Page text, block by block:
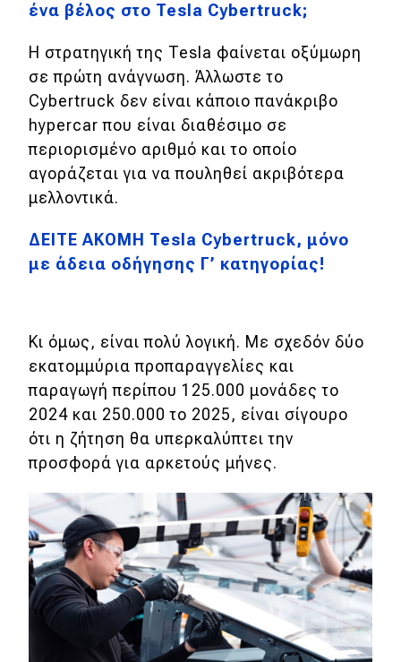
ένα βέλος στο Tesla Cybertruck;
Η στρατηγική της Tesla φαίνεται οξύμωρη
σε πρώτη ανάγνωση. Άλλωστε το
Cybertruck δεν είναι κάποιο πανάκριβο
hypercar που είναι διαθέσιμο σε
περιορισμένο αριθμό και το οποίο
αγοράζεται για να πουληθεί ακριβότερα
μελλοντικά.
ΔΕΙΤΕ ΑΚΟΜΗ Tesla Cybertruck, μόνο
με άδεια οδήγησης Γ’ κατηγορίας!
Κι όμως, είναι πολύ λογική. Με σχεδόν δύο
εκατομμύρια προπαραγγελίες και
παραγωγή περίπου 125.000 μονάδες το
2024 και 250.000 το 2025, είναι σίγουρο
ότι η ζήτηση θα υπερκαλύπτει την
προσφορά για αρκετούς μήνες.